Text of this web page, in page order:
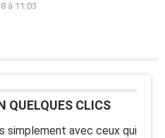
à 11:03
QUELQUES CLICS
simplement avec ceux qui